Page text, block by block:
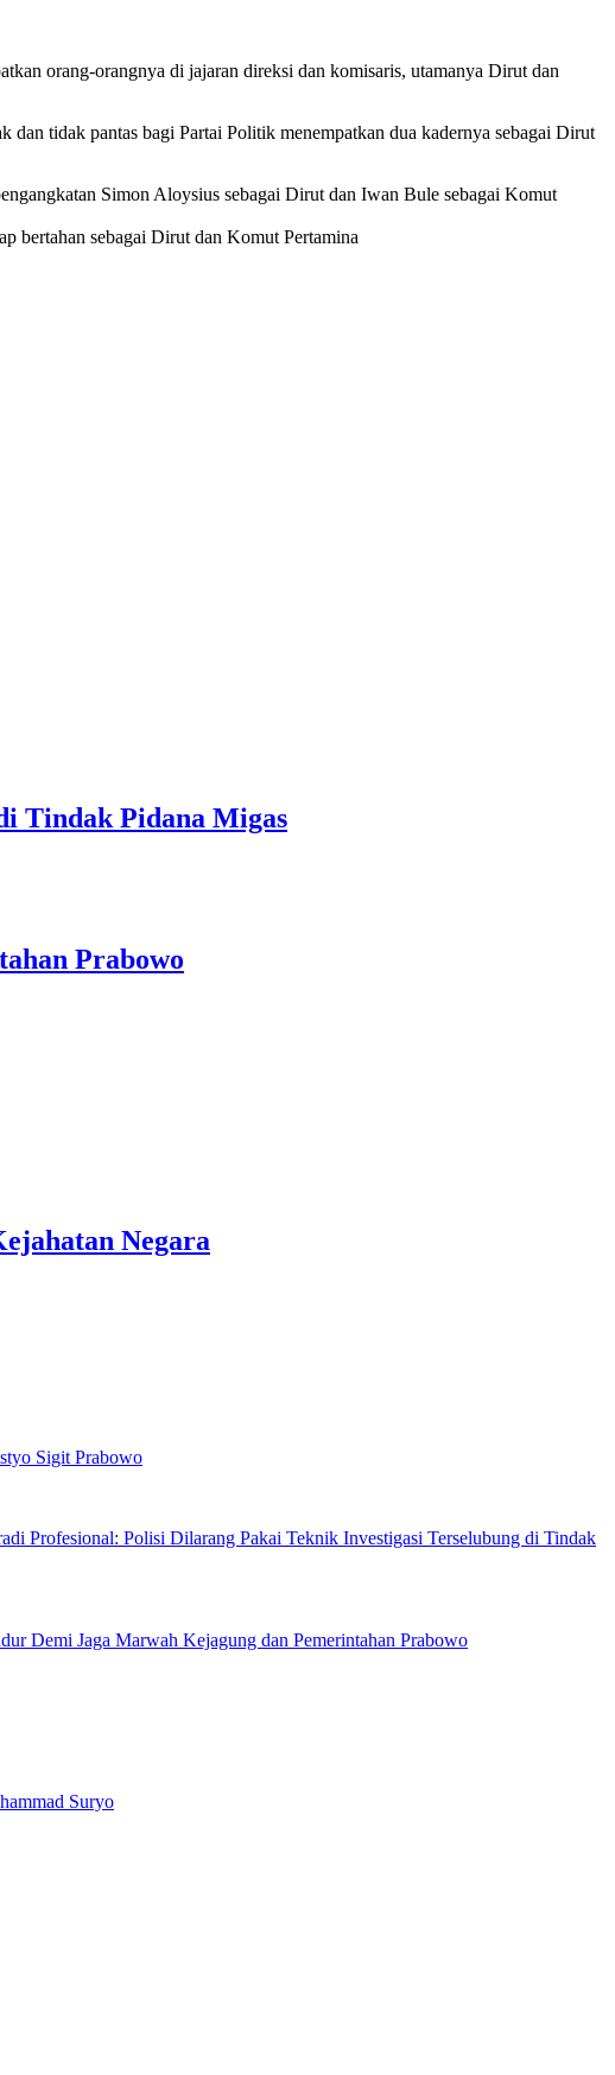
orang-orangnya di jajaran direksi dan komisaris, utamanya Dirut dan
tidak pantas bagi Partai Politik menempatkan dua kadernya sebagai Dirut
Simon Aloysius sebagai Dirut dan Iwan Bule sebagai Komut
bertahan sebagai Dirut dan Komut Pertamina
Tindak Pidana Migas
Prabowo
Negara
Sigit Prabowo
Profesional: Polisi Dilarang Pakai Teknik Investigasi Terselubung di Tindak
Demi Jaga Marwah Kejagung dan Pemerintahan Prabowo
Suryo